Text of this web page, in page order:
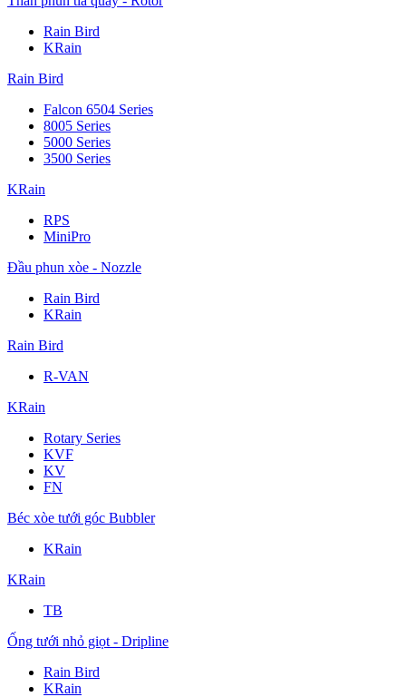
Rain Bird
KRain
Rain Bird
Falcon 6504 Series
8005 Series
5000 Series
3500 Series
KRain
RPS
MiniPro
Đầu phun xòe - Nozzle
Rain Bird
KRain
Rain Bird
R-VAN
KRain
Rotary Series
KVF
KV
FN
Béc xòe tưới góc Bubbler
KRain
KRain
TB
Ống tưới nhỏ giọt - Dripline
Rain Bird
KRain